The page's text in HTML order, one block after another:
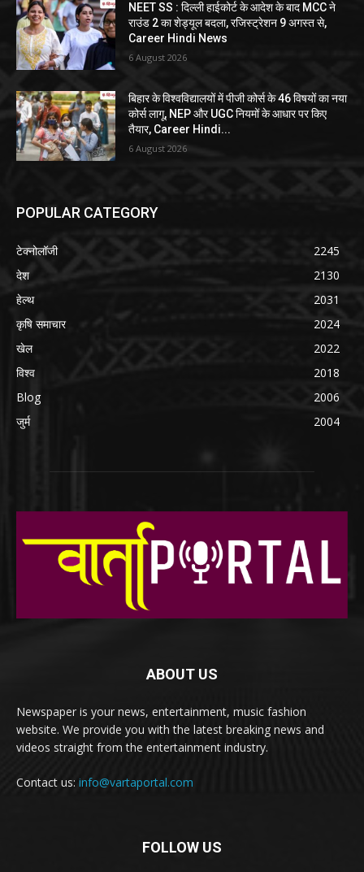
NEET SS : दिल्ली हाईकोर्ट के आदेश के बाद MCC ने
राउंड 2 का शेड्यूल बदला, रजिस्ट्रेशन 9 अगस्त से,
Career Hindi News
6 August 2026
बिहार के विश्वविद्यालयों में पीजी कोर्स के 46 विषयों का नया
कोर्स लागू, NEP और UGC नियमों के आधार पर किए
तैयार, Career Hindi...
6 August 2026
POPULAR CATEGORY
टेक्नोलॉजी
2245
देश
2130
हेल्थ
2031
कृषि समाचार
2024
खेल
2022
विश्व
2018
Blog
2006
जुर्म
2004
ABOUT US
Newspaper is your news, entertainment, music fashion
website. We provide you with the latest breaking news and
videos straight from the entertainment industry.
Contact us: info@vartaportal.com
FOLLOW US